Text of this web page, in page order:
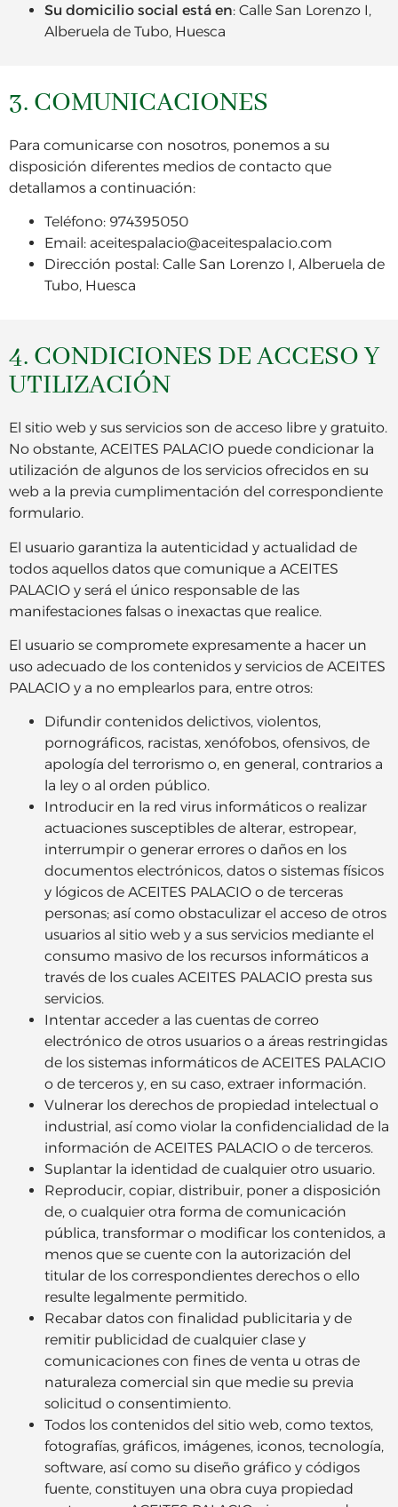
Su domicilio social está en: Calle San Lorenzo I,
Alberuela de Tubo, Huesca
3. COMUNICACIONES
Para comunicarse con nosotros, ponemos a su
disposición diferentes medios de contacto que
detallamos a continuación:
Teléfono: 974395050
Email: aceitespalacio@aceitespalacio.com
Dirección postal: Calle San Lorenzo I, Alberuela de
Tubo, Huesca
4. CONDICIONES DE ACCESO Y
UTILIZACIÓN
El sitio web y sus servicios son de acceso libre y gratuito.
No obstante, ACEITES PALACIO puede condicionar la
utilización de algunos de los servicios ofrecidos en su
web a la previa cumplimentación del correspondiente
formulario.
El usuario garantiza la autenticidad y actualidad de
todos aquellos datos que comunique a ACEITES
PALACIO y será el único responsable de las
manifestaciones falsas o inexactas que realice.
El usuario se compromete expresamente a hacer un
uso adecuado de los contenidos y servicios de ACEITES
PALACIO y a no emplearlos para, entre otros:
Difundir contenidos delictivos, violentos,
pornográficos, racistas, xenófobos, ofensivos, de
apología del terrorismo o, en general, contrarios a
la ley o al orden público.
Introducir en la red virus informáticos o realizar
actuaciones susceptibles de alterar, estropear,
interrumpir o generar errores o daños en los
documentos electrónicos, datos o sistemas físicos
y lógicos de ACEITES PALACIO o de terceras
personas; así como obstaculizar el acceso de otros
usuarios al sitio web y a sus servicios mediante el
consumo masivo de los recursos informáticos a
través de los cuales ACEITES PALACIO presta sus
servicios.
Intentar acceder a las cuentas de correo
electrónico de otros usuarios o a áreas restringidas
de los sistemas informáticos de ACEITES PALACIO
o de terceros y, en su caso, extraer información.
Vulnerar los derechos de propiedad intelectual o
industrial, así como violar la confidencialidad de la
información de ACEITES PALACIO o de terceros.
Suplantar la identidad de cualquier otro usuario.
Reproducir, copiar, distribuir, poner a disposición
de, o cualquier otra forma de comunicación
pública, transformar o modificar los contenidos, a
menos que se cuente con la autorización del
titular de los correspondientes derechos o ello
resulte legalmente permitido.
Recabar datos con finalidad publicitaria y de
remitir publicidad de cualquier clase y
comunicaciones con fines de venta u otras de
naturaleza comercial sin que medie su previa
solicitud o consentimiento.
Todos los contenidos del sitio web, como textos,
fotografías, gráficos, imágenes, iconos, tecnología,
software, así como su diseño gráfico y códigos
fuente, constituyen una obra cuya propiedad